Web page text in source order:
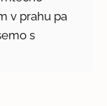
v prahu pa
s